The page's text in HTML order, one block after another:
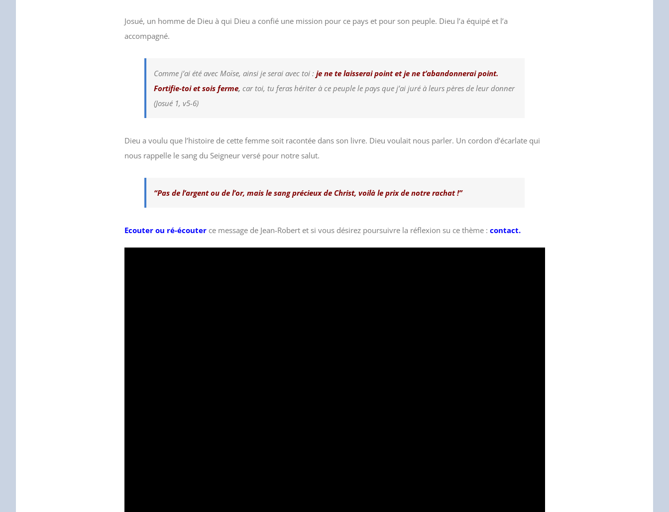
Josué, un homme de Dieu à qui Dieu a confié une mission pour ce pays et pour son peuple. Dieu l’a équipé et l’a
accompagné.
Comme j’ai été avec Moïse, ainsi je serai avec toi : je ne te laisserai point et je ne t’abandonnerai point.
Fortifie-toi et sois ferme, car toi, tu feras hériter à ce peuple le pays que j’ai juré à leurs pères de leur donner
(Josué 1, v5-6)
Dieu a voulu que l’histoire de cette femme soit racontée dans son livre. Dieu voulait nous parler. Un cordon d’écarlate qui
nous rappelle le sang du Seigneur versé pour notre salut.
“Pas de l’argent ou de l’or, mais le sang précieux de Christ, voilà le prix de notre rachat !”
Ecouter ou ré-écouterce message de Jean-Robert et si vous désirez poursuivre la réflexion su ce thème : contact.